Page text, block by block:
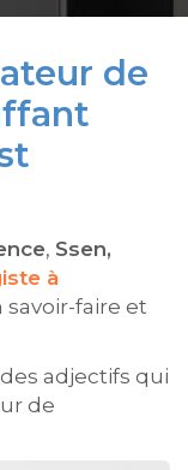
de
, Ssen,
à
faire et
adjectifs qui
de